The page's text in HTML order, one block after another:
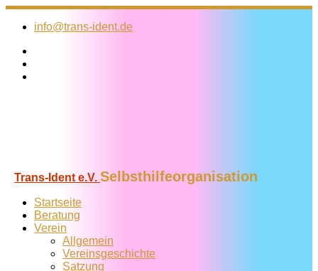
Zum
Inhalt
info@trans-ident.de
Trans-Ident e.V. Selbsthilfeorganisation
Startseite
Beratung
Verein
Allgemein
Vereins­geschichte
Satzung